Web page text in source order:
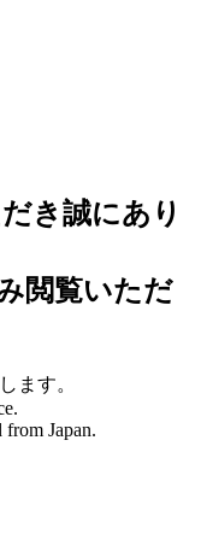
き誠にあり
閲覧いただ
ます。
from Japan.